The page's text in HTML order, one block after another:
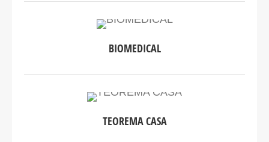
BIOMEDICAL
TEOREMA CASA